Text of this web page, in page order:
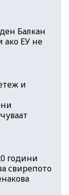
Балкан
ако ЕУ не
и
години
свирепото